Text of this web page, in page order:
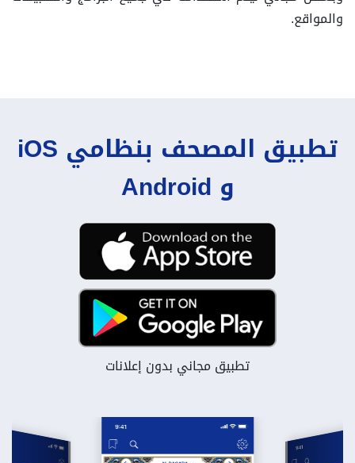
والمواقع.
تطبيق المصحف بنظامي iOS
و Android
تطبيق مجاني بدون إعلانات